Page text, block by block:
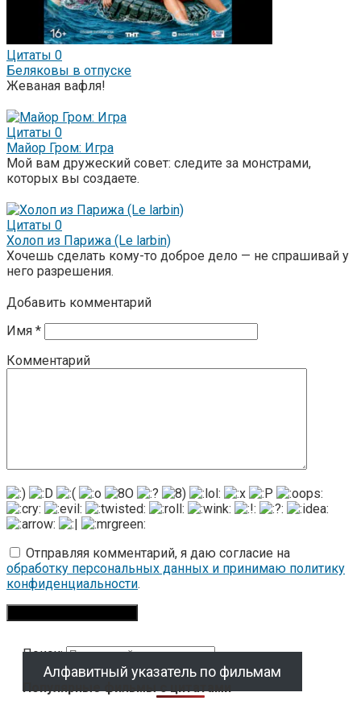
Цитаты 0
Беляковы в отпуске
Жеваная вафля!
Цитаты 0
Майор Гром: Игра
Мой вам дружеский совет: следите за монстрами,
которых вы создаете.
Цитаты 0
Холоп из Парижа (Le larbin)
Хочешь сделать кому-то доброе дело — не спрашивай у
него разрешения.
Добавить комментарий
Имя *
Комментарий
Отправляя комментарий, я даю согласие на
обработку персональных данных и принимаю политику
конфиденциальности.
Поиск:
Алфавитный указатель по фильмам
Популярные фильмы с цитатами